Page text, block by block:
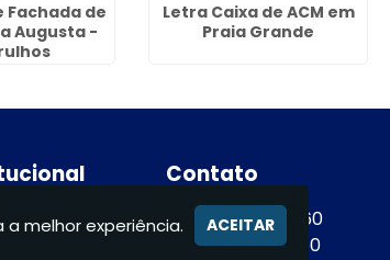
Fachada de
Augusta -
Letra Caixa de ACM em
Praia Grande
Contato
(11) 94365-9460
(11) 94365-9460
melhor experiência. ACEITAR